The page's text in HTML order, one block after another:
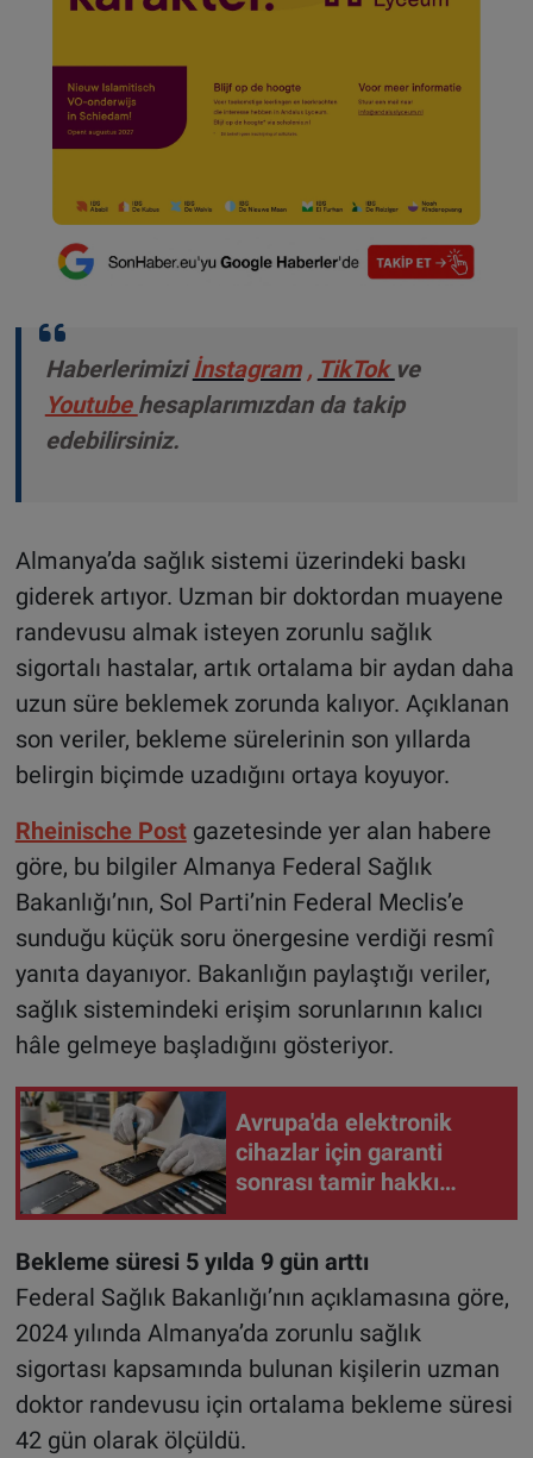
Haberlerimiziİnstagram , TikTok ve
Youtube hesaplarımızdan da takip
edebilirsiniz.
Almanya’da sağlık sistemi üzerindeki baskı
giderek artıyor. Uzman bir doktordan muayene
randevusu almak isteyen zorunlu sağlık
sigortalı hastalar, artık ortalama bir aydan daha
uzun süre beklemek zorunda kalıyor. Açıklanan
son veriler, bekleme sürelerinin son yıllarda
belirgin biçimde uzadığını ortaya koyuyor.
Rheinische Postgazetesinde yer alan habere
göre, bu bilgiler Almanya Federal Sağlık
Bakanlığı’nın, Sol Parti’nin Federal Meclis’e
sunduğu küçük soru önergesine verdiği resmî
yanıta dayanıyor. Bakanlığın paylaştığı veriler,
sağlık sistemindeki erişim sorunlarının kalıcı
hâle gelmeye başladığını gösteriyor.
Avrupa'da elektronik
cihazlar için garanti
sonrası tamir hakkı
Bekleme süresi 5 yılda 9 gün arttı
Federal Sağlık Bakanlığı’nın açıklamasına göre,
2024 yılında Almanya’da zorunlu sağlık
sigortası kapsamında bulunan kişilerin uzman
doktor randevusu için ortalama bekleme süresi
42 gün olarak ölçüldü.